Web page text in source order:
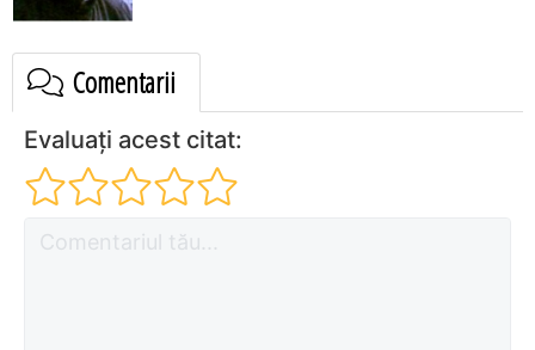
Comentarii
Evaluați acest citat: